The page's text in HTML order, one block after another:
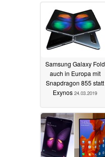
Samsung Galaxy Fold
auch in Europa mit
Snapdragon 855 statt
Exynos 24.03.2019